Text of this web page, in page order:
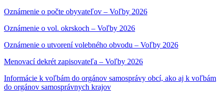
Oznámenie o počte obyvateľov – Voľby 2026
Oznámenie o vol. okrskoch – Voľby 2026
Oznámenie o utvorení volebného obvodu – Voľby 2026
Menovací dekrét zapisovateľa – Voľby 2026
Informácie k voľbám do orgánov samosprávy obcí, ako aj k voľbám
do orgánov samosprávnych krajov